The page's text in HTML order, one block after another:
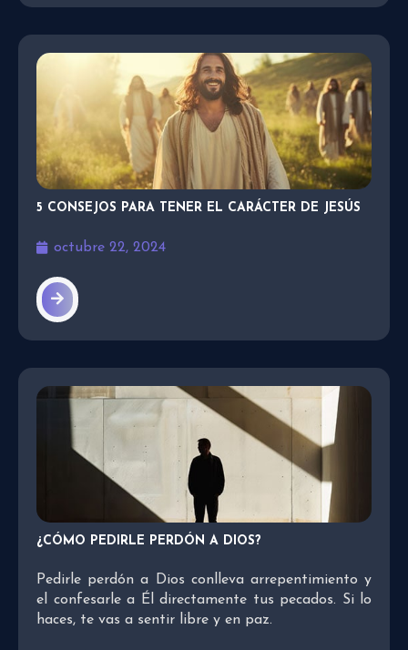
5 CONSEJOS PARA TENER EL CARÁCTER DE JESÚS
octubre 22, 2024
¿CÓMO PEDIRLE PERDÓN A DIOS?
Pedirle perdón a Dios conlleva arrepentimiento y
el confesarle a Él directamente tus pecados. Si lo
haces, te vas a sentir libre y en paz.